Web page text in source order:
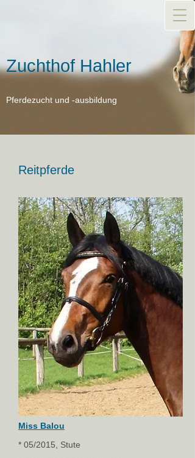
Zuchthof Hahler
Pferdezucht und -ausbildung
Reitpferde
Miss Balou
* 05/2015, Stute